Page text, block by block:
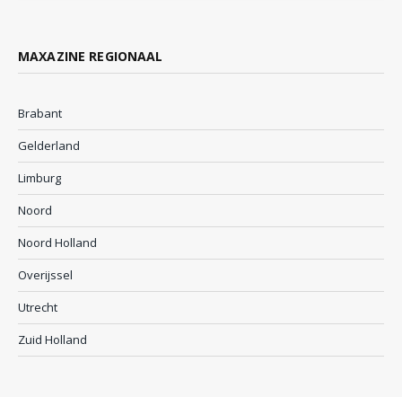
MAXAZINE REGIONAAL
Brabant
Gelderland
Limburg
Noord
Noord Holland
Overijssel
Utrecht
Zuid Holland